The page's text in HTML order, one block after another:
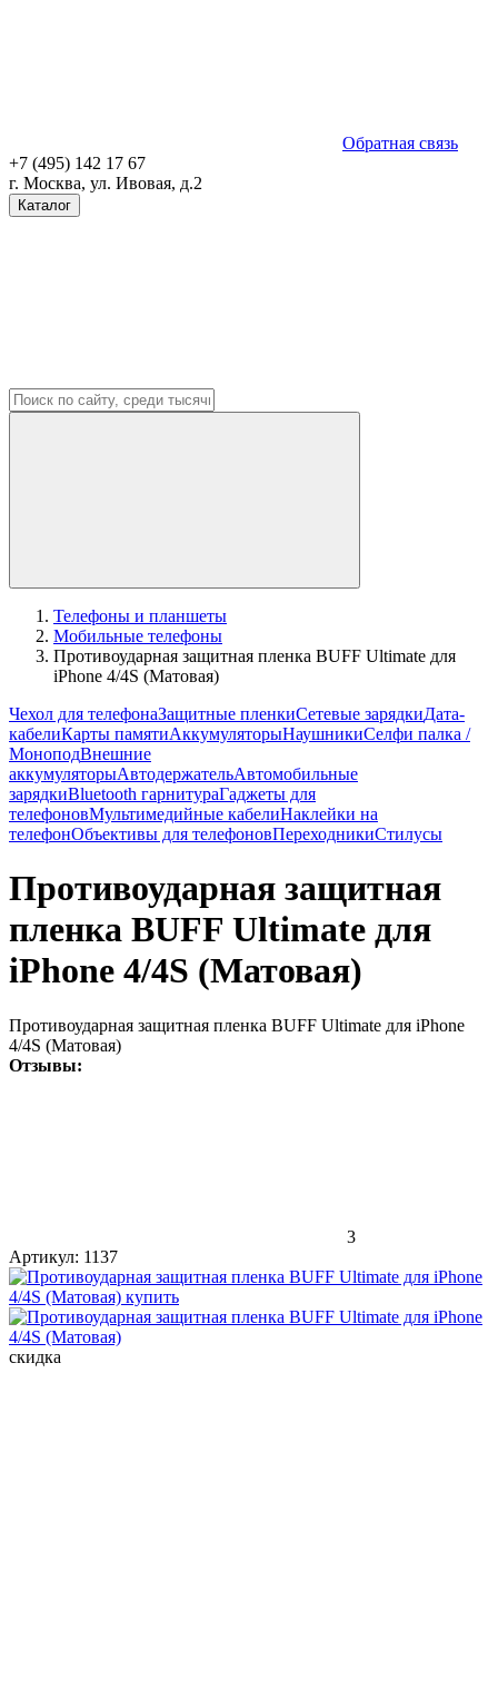
Обратная связь
+7 (495) 142 17 67
г. Москва, ул. Ивовая, д.2
Каталог
Телефоны и планшеты
Мобильные телефоны
Противоударная защитная пленка BUFF Ultimate для
iPhone 4/4S (Матовая)
Чехол для телефонаЗащитные пленкиСетевые зарядкиДата-
кабелиКарты памятиАккумуляторыНаушникиСелфи палка /
МоноподВнешние
аккумуляторыАвтодержательАвтомобильные
зарядкиBluetooth гарнитураГаджеты для
телефоновМультимедийные кабелиНаклейки на
телефонОбъективы для телефоновПереходникиСтилусы
Противоударная защитная
пленка BUFF Ultimate для
iPhone 4/4S (Матовая)
Противоударная защитная пленка BUFF Ultimate для iPhone
4/4S (Матовая)
Отзывы:
3
Артикул: 1137
скидка